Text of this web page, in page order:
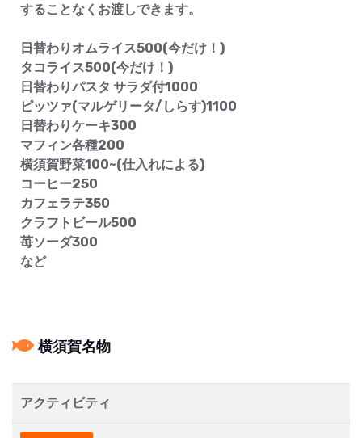
することなくお渡しできます。
日替わりオムライス500(今だけ！)
タコライス500(今だけ！)
日替わりパスタ サラダ付1000
ピッツァ(マルゲリータ/しらす)1100
日替わりケーキ300
マフィン各種200
横須賀野菜100~(仕入れによる)
コーヒー250
カフェラテ350
クラフトビール500
苺ソーダ300
など
横須賀名物
アクティビティ